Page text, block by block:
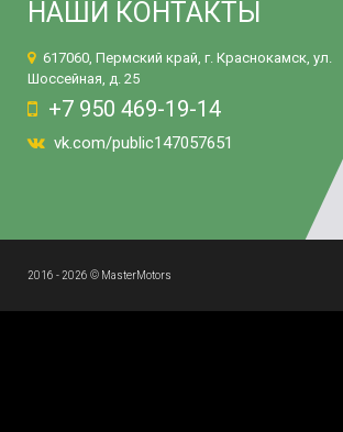
НАШИ КОНТАКТЫ
617060, Пермский край, г. Краснокамск, ул.
Шоссейная, д. 25
+7 950 469-19-14
vk.com/public147057651
2016 - 2026 © MasterMotors